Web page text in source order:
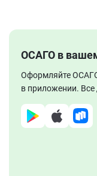
ОСАГО в
Оформляйте
в приложении. Все